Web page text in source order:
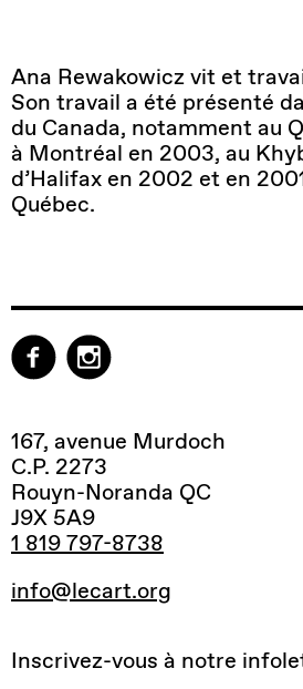
Ana Rewakowicz vit et
Son travail a été présenté
du Canada, notamment au
à Montréal en 2003, au
d’Halifax en 2002 et en
Québec.
167, avenue Murdoch
C.P. 2273
Rouyn-Noranda QC
J9X 5A9
1 819 797-8738
info@lecart.org
Inscrivez-vous à notre